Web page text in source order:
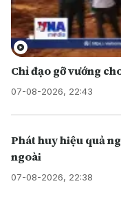
Chỉ đạo gỡ vướng
07-08-2026, 22:43
Phát huy hiệu quả
ngoài
07-08-2026, 22:38